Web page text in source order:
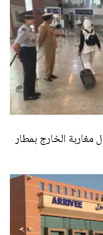
مغاربة الخارج بمطار